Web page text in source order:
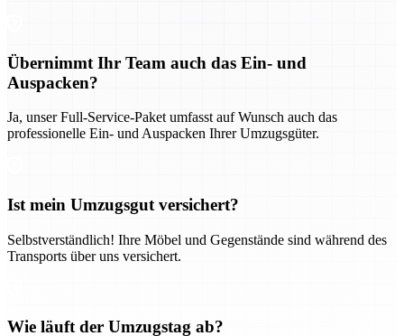
Übernimmt Ihr Team auch das Ein- und
Auspacken?
Ja, unser Full-Service-Paket umfasst auf Wunsch auch das
professionelle Ein- und Auspacken Ihrer Umzugsgüter.
Ist mein Umzugsgut versichert?
Selbstverständlich! Ihre Möbel und Gegenstände sind während des
Transports über uns versichert.
Wie läuft der Umzugstag ab?